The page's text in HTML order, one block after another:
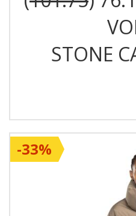
STONE
-33%